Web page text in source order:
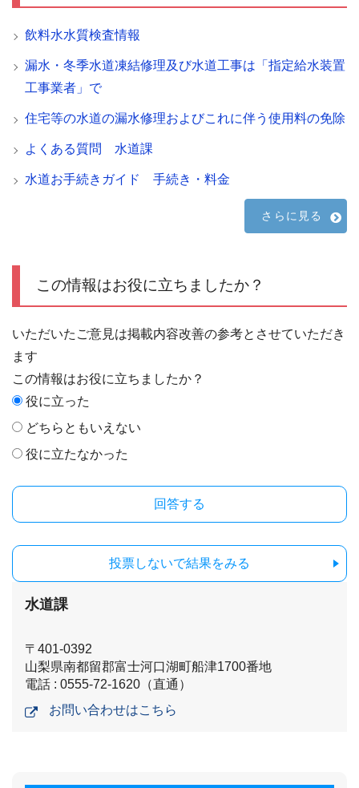
飲料水水質検査情報
漏水・冬季水道凍結修理及び水道工事は「指定給水装置
工事業者」で
住宅等の水道の漏水修理およびこれに伴う使用料の免除
よくある質問 水道課
水道お手続きガイド 手続き・料金
さらに見る
この情報はお役に立ちましたか？
いただいたご意見は掲載内容改善の参考とさせていただき
ます
この情報はお役に立ちましたか？
役に立った
どちらともいえない
役に立たなかった
投票しないで結果をみる
水道課
〒401-0392
山梨県南都留郡富士河口湖町船津1700番地
電話 : 0555-72-1620（直通）
お問い合わせはこちら